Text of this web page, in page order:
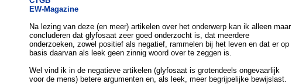
EW-Magazine
Na lezing van deze (en meer) artikelen over het onderwerp kan ik alleen maar
concluderen dat glyfosaat zeer goed onderzocht is, dat meerdere
onderzoeken, zowel positief als negatief, rammelen bij het leven en dat er op
basis daarvan als leek geen zinnig woord over te zeggen is.
Wel vind ik in de negatieve artikelen (glyfosaat is grotendeels ongevaarlijk
voor de mens) betere argumenten en, als leek, meer begrijpelijke bewijslast.